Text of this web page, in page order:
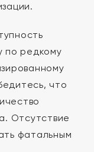
по редкому
что
Отсутствие
фатальным